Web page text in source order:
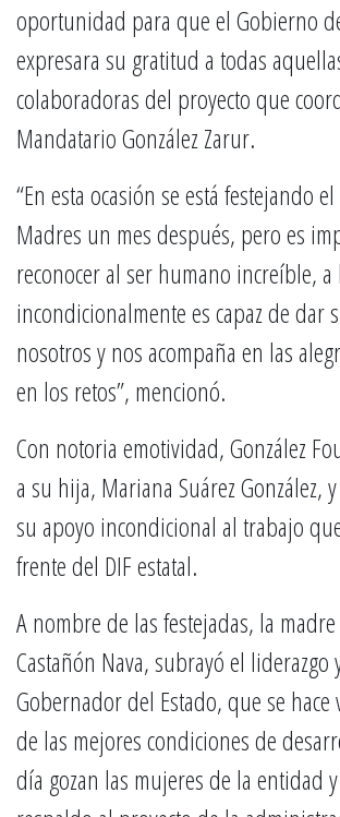
oportunidad para que el Gobierno
expresara su gratitud a todas
colaboradoras del proyecto que
Mandatario González Zarur.
“En esta ocasión se está festejando
Madres un mes después, pero es
reconocer al ser humano increíble,
incondicionalmente es capaz de dar
nosotros y nos acompaña en las
en los retos”, mencionó.
Con notoria emotividad, González
a su hija, Mariana Suárez González,
su apoyo incondicional al trabajo
frente del DIF estatal.
A nombre de las festejadas, la madre
Castañón Nava, subrayó el liderazgo
Gobernador del Estado, que se hace
de las mejores condiciones de
día gozan las mujeres de la entidad